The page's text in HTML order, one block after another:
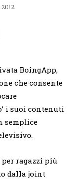
BoingApp,
che consente
i suoi contenuti
semplice
ragazzi più
dalla joint